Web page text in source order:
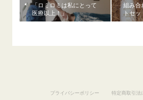
「ロミロミは私にとって
医療以上！」
組み
トセ
プライバシーポリシー 特定商取引法